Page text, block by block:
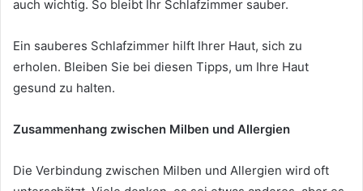
auch wichtig. So bleibt Ihr Schlafzimmer sauber.
Ein sauberes Schlafzimmer hilft Ihrer Haut, sich zu
erholen. Bleiben Sie bei diesen Tipps, um Ihre Haut
gesund zu halten.
Zusammenhang zwischen Milben und Allergien
Die Verbindung zwischen Milben und Allergien wird oft